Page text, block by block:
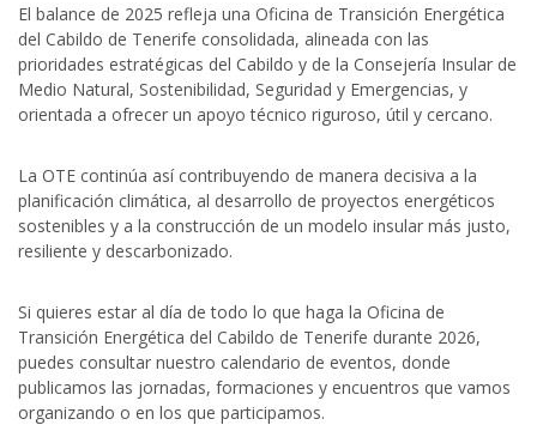
El balance de 2025 refleja una Oficina de Transición Energética
del Cabildo de Tenerife consolidada, alineada con las
prioridades estratégicas del Cabildo y de la Consejería Insular de
Medio Natural, Sostenibilidad, Seguridad y Emergencias, y
orientada a ofrecer un apoyo técnico riguroso, útil y cercano.
La OTE continúa así contribuyendo de manera decisiva a la
planificación climática, al desarrollo de proyectos energéticos
sostenibles y a la construcción de un modelo insular más justo,
resiliente y descarbonizado.
Si quieres estar al día de todo lo que haga la Oficina de
Transición Energética del Cabildo de Tenerife durante 2026,
puedes consultar nuestro calendario de eventos, donde
publicamos las jornadas, formaciones y encuentros que vamos
organizando o en los que participamos.